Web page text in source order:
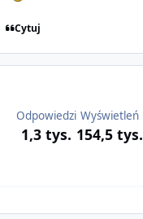
Cytuj
Odpowiedzi
1,3 tys.
Wyświetleń
154,5 tys.